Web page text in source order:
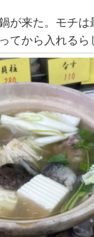
が来た。モチ
てから入れるら